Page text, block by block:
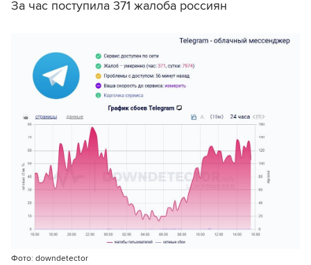
За час поступила 371 жалоба россиян
Фото: downdetector